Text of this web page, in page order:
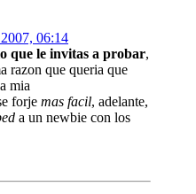
06:14
que le invitas a probar,
razon que queria que
mia
forje mas facil, adelante,
a un newbie con los